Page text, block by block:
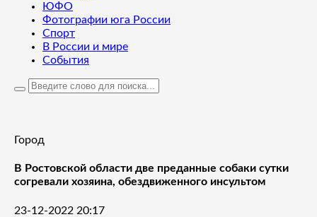
ЮФО
Фотографии юга России
Спорт
В России и мире
События
Город
В Ростовской области две преданные собаки сутки
согревали хозяина, обездвиженного инсультом
23-12-2022 20:17